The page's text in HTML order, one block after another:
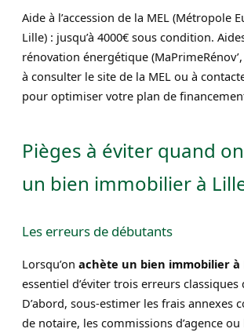
Aide à l’accession de la MEL (Métropole
Lille) : jusqu’à 4000€ sous condition.
rénovation énergétique
à consulter le site de la MEL ou à
pour optimiser votre plan de
Pièges à éviter quand
un bien immobilier à
Les erreurs de débutants
Lorsqu’onachète un bien immobilier à
essentiel d’éviter trois erreurs classiques
D’abord, sous-estimer les frais annexes
de notaire, les commissions d’agence